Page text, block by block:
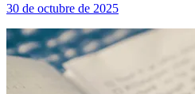
30 de octubre de 2025